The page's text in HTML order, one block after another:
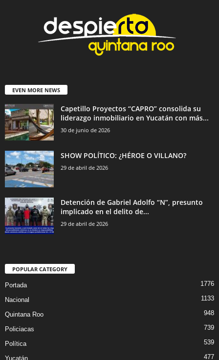
EVEN MORE NEWS
Capetillo Proyectos “CAPRO” consolida su
liderazgo inmobiliario en Yucatán con más...
30 de junio de 2026
SHOW POLÍTICO: ¿HÉROE O VILLANO?
29 de abril de 2026
Detención de Gabriel Adolfo “N”, presunto
implicado en el delito de...
29 de abril de 2026
POPULAR CATEGORY
Portada 1776
Nacional 1133
Quintana Roo 948
Policiacas 739
Política 539
Yucatán 477